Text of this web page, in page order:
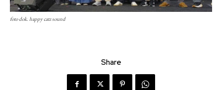
foto dok. happy catz sound
Share